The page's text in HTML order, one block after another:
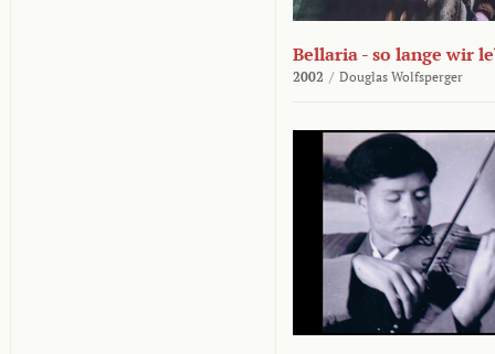
Bellaria - so lange wir
2002 / Douglas Wolfsperger